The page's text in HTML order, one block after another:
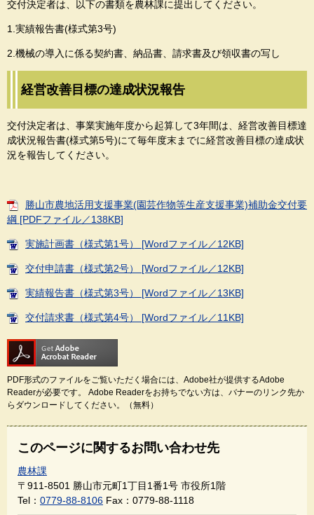
交付決定者は、以下の書類を農林課に提出してください。
1.実績報告書(様式第3号)
2.機械の導入に係る契約書、納品書、請求書及び領収書の写し
経営改善目標の達成状況報告
交付決定者は、事業実施年度から起算して3年間は、経営改善目標達
成状況報告書(様式第5号)にて毎年度末までに経営改善目標の達成状
況を報告してください。
勝山市農地活用支援事業(園芸作物等生産支援事業)補助金交付要
綱 [PDFファイル／138KB]
実施計画書（様式第1号） [Wordファイル／12KB]
交付申請書（様式第2号） [Wordファイル／12KB]
実績報告書（様式第3号） [Wordファイル／13KB]
交付請求書（様式第4号） [Wordファイル／11KB]
PDF形式のファイルをご覧いただく場合には、Adobe社が提供するAdobe
Readerが必要です。
Adobe Readerをお持ちでない方は、バナーのリンク先か
らダウンロードしてください。（無料）
このページに関するお問い合わせ先
農林課
〒911-8501 勝山市元町1丁目1番1号 市役所1階
Tel： 0779-88-8106 Fax：0779-88-1118